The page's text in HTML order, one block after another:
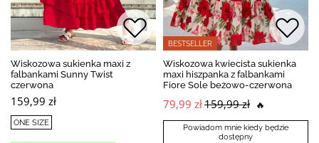
Wiskozowa sukienka maxi z
falbankami Sunny Twist
czerwona
159,99 zł
ONE SIZE
BESTSELLER
Wiskozowa kwiecista sukienka
maxi hiszpanka z falbankami
Fiore Sole beżowo-czerwona
79,99 zł159,99 zł 🔥
Powiadom mnie kiedy będzie
dostępny